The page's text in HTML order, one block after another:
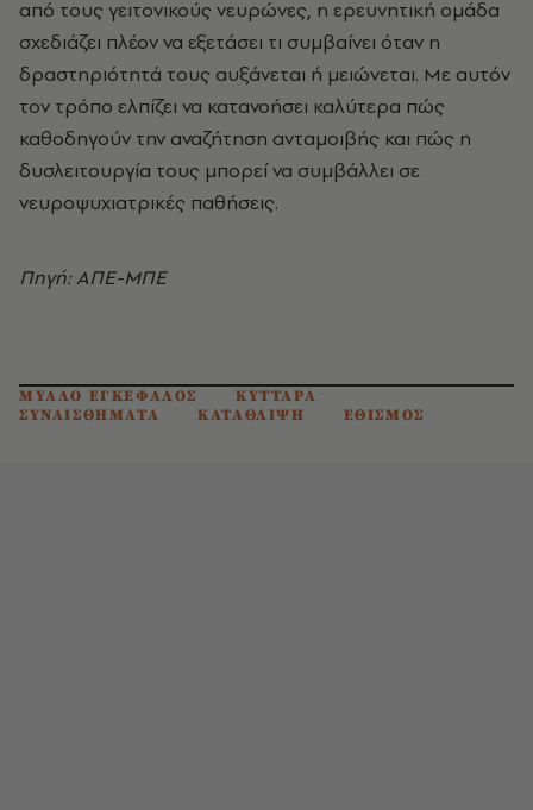
από τους γειτονικούς νευρώνες, η ερευνητική ομάδα
σχεδιάζει πλέον να εξετάσει τι συμβαίνει όταν η
δραστηριότητά τους αυξάνεται ή μειώνεται. Με αυτόν
τον τρόπο ελπίζει να κατανοήσει καλύτερα πώς
καθοδηγούν την αναζήτηση ανταμοιβής και πώς η
δυσλειτουργία τους μπορεί να συμβάλλει σε
νευροψυχιατρικές παθήσεις.
Πηγή: ΑΠΕ-ΜΠΕ
ΜΥΑΛΟ ΕΓΚΕΦΑΛΟΣ
ΚΥΤΤΑΡΑ
ΣΥΝΑΙΣΘΗΜΑΤΑ
ΚΑΤΑΘΛΙΨΗ ΕΘΙΣΜΟΣ